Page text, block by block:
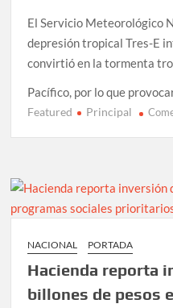
El Servicio Meteorológico
depresión tropical Tres-E
convirtió en la tormenta
Pacífico, por lo que
Featured Principal
NACIONAL PORTADA
Hacienda reporta
billones de pesos